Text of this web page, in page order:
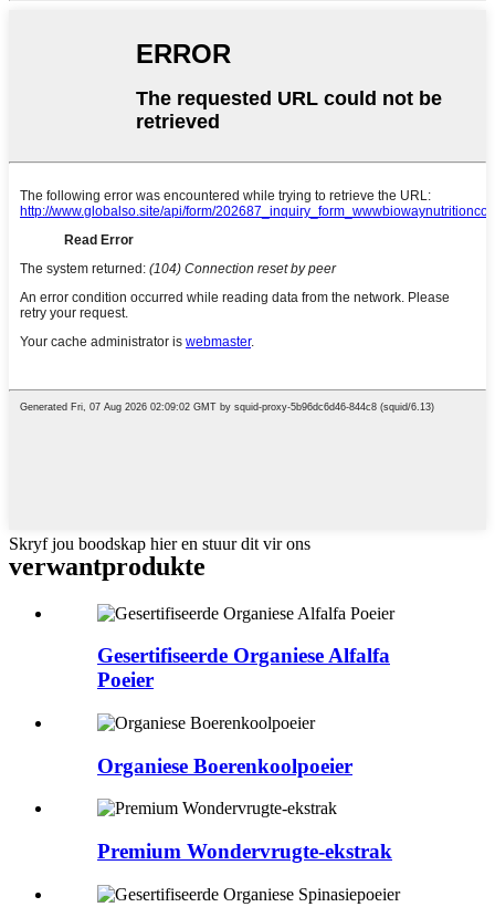
Skryf jou boodskap hier en stuur dit vir ons
verwantprodukte
Gesertifiseerde Organiese Alfalfa
Poeier
Organiese Boerenkoolpoeier
Premium Wondervrugte-ekstrak